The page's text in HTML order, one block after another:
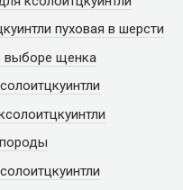
пуховая в шерсти
выборе щенка